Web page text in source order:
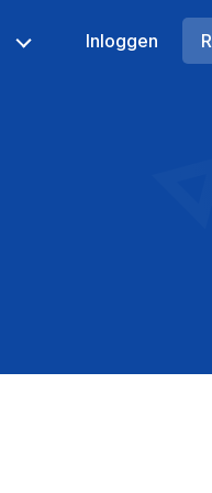
Inloggen